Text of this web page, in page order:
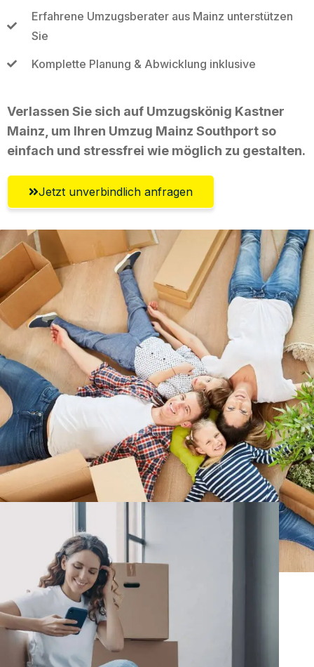
Erfahrene Umzugsberater aus Mainz unterstützen
Sie
Komplette Planung & Abwicklung inklusive
Verlassen Sie sich auf Umzugskönig Kastner
Mainz, um Ihren Umzug Mainz Southport so
einfach und stressfrei wie möglich zu gestalten.
Jetzt unverbindlich anfragen